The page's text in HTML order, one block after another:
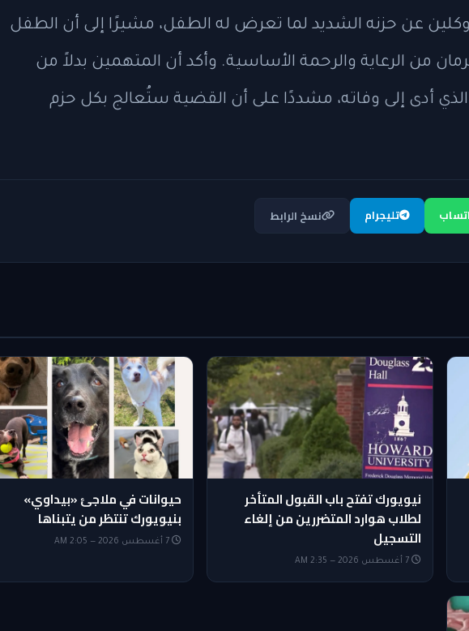
عن حزنه الشديد لما تعرض له الطفل، مشيرًا إلى أن الطفل
من الرعاية والرحمة الأساسية. وأكد أن المتهمين بدلاً من
الذي أدى إلى وفاته، مشددًا على أن القضية ستُعالج بكل حزم
تليجرام نسخ الرابط
نيويورك تفتح باب القبول المتأخر
لطلاب هوارد المتضررين من إلغاء
التسجيل
7 أغسطس 2026 — 2:35 AM
حيوانات في ملاجئ «بيداوي»
بنيويورك تنتظر من يتبناها
7 أغسطس 2026 — 2:05 AM